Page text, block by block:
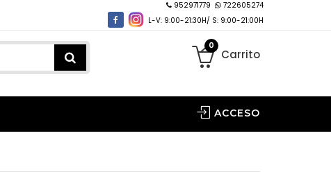
952971779
722605274
L-V: 9:00-21:30H/ S: 9:00-21:00H
0
Carrito
ACCESO